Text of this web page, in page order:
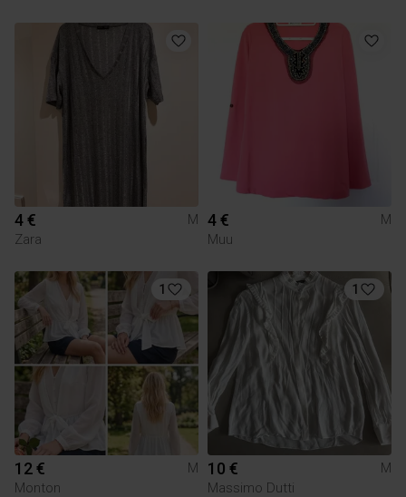
4 €
M
Zara
4 €
M
Muu
1
12 €
M
Monton
1
10 €
M
Massimo Dutti